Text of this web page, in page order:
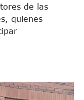
de las
quienes